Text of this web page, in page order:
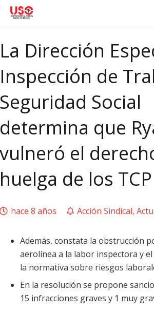
La Dirección
Inspección de
Seguridad Social
determina que
vulneró el
huelga de los TCP
hace 8 años Acción Sindical,
Además, constata la obstrucción
aerolínea a la labor inspectora y
la normativa sobre riesgos
En la resolución se propone
15 infracciones graves y 1 muy